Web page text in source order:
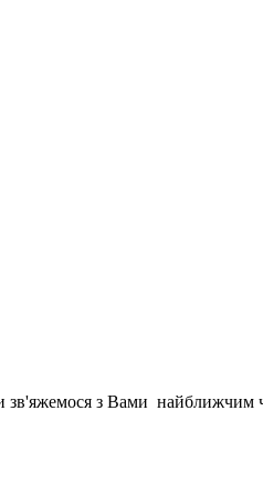
зв'яжемося з Вами найближчим